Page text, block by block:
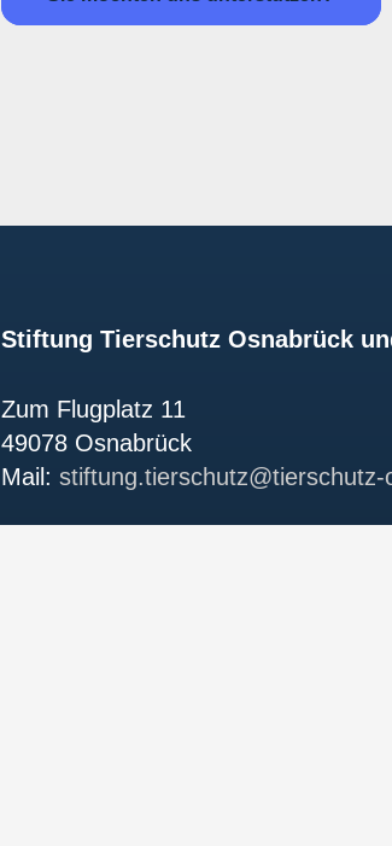
Stiftung Tierschutz Osnabrück
Zum Flugplatz 11
49078 Osnabrück
Mail: stiftung.tierschutz@tierschutz-